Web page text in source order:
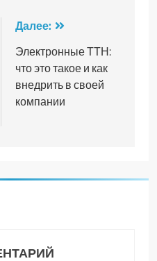
Далее:
Электронные ТТН:
что это такое и как
внедрить в своей
компании